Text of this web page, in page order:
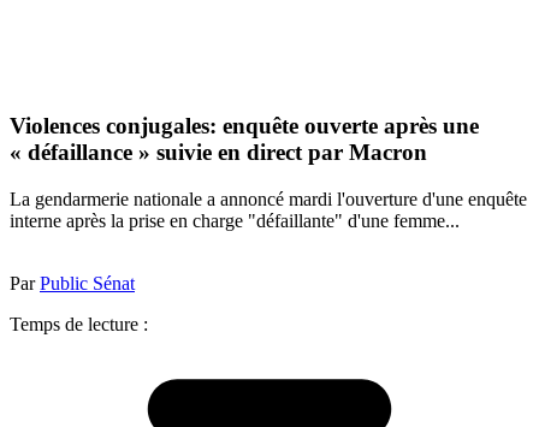
Violences conjugales: enquête ouverte après une
« défaillance » suivie en direct par Macron
La gendarmerie nationale a annoncé mardi l'ouverture d'une enquête
interne après la prise en charge "défaillante" d'une femme...
ParPublic Sénat
Temps de lecture :